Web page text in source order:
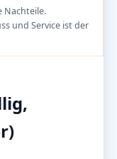
Nachteile.
und Service ist der